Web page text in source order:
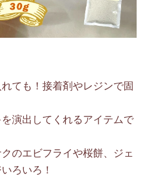
ても！接着剤やレジンで固
演出してくれるアイテムで
のエビフライや桜餅、ジェ
ろいろ！